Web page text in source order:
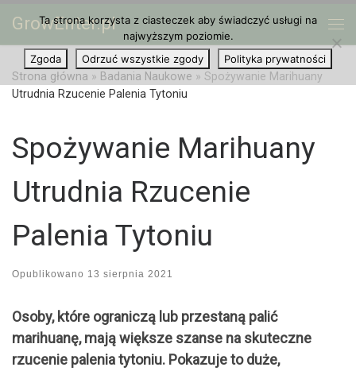
Przejdź do treści
GrowEnter.pl
Strona główna » Badania Naukowe » Spożywanie Marihuany
Utrudnia Rzucenie Palenia Tytoniu
Spożywanie Marihuany
Utrudnia Rzucenie
Palenia Tytoniu
Opublikowano 13 sierpnia 2021
Osoby, które ograniczą lub przestaną palić
marihuanę, mają większe szanse na skuteczne
rzucenie palenia tytoniu. Pokazuje to duże,
Ta strona korzysta z ciasteczek aby świadczyć usługi na
najwyższym poziomie.
Zgoda
Odrzuć wszystkie zgody Polityka prywatności